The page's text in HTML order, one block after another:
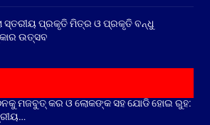
ସ୍ତରୀୟ ପ୍ରକୃତି ମିତ୍ର ଓ ପ୍ରକୃତି ବନ୍ଧୁ
ଉତ୍ସବ
ମଜବୁତ୍ କର ଓ ଲୋକଙ୍କ ସହ ଯୋଡି ହୋଇ ରୁହ: